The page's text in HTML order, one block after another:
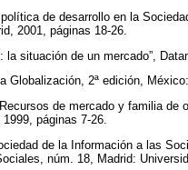
de desarrollo en la
2001, páginas 18-26.
la situación de un mercado”,
Globalización, 2ª edición,
de mercado y familia
páginas 7-26.
de la Información a las
núm. 18, Madrid: